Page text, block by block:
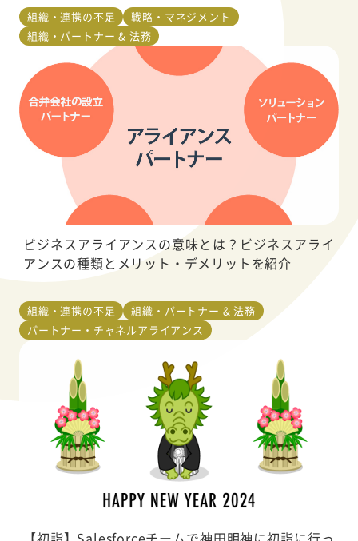
組織・連携の不足
戦略・マネジメント
組織・パートナー & 法務
ビジネスアライアンスの意味とは？ビジネスアライ
アンスの種類とメリット・デメリットを紹介
組織・連携の不足
組織・パートナー & 法務
パートナー・チャネルアライアンス